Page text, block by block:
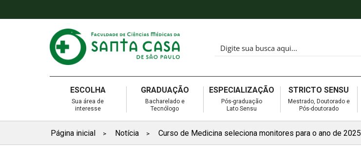
ESCOLHA
Sua área de
interesse
GRADUAÇÃO
Bacharelado e
Tecnólogo
ESPECIALIZAÇÃO
Pós-graduação
Lato Sensu
STRICTO SENSU
Mestrado, Doutorado e
Pós-doutorado
Página inicial > Notícia > Curso de Medicina seleciona monitores para o ano de 2025